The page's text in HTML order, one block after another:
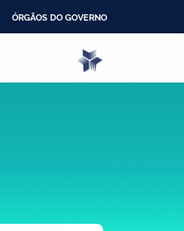
ÓRGÃOS DO GOVERNO